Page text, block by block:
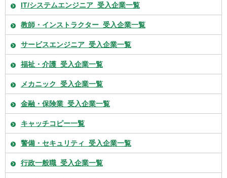
IT/システムエンジニア_受入企業一覧
教師・インストラクター_受入企業一覧
サービスエンジニア_受入企業一覧
福祉・介護_受入企業一覧
メカニック_受入企業一覧
金融・保険業_受入企業一覧
キャッチコピー一覧
警備・セキュリティ_受入企業一覧
行政一般職_受入企業一覧